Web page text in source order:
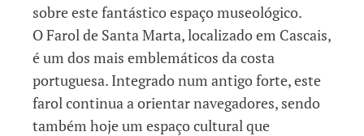
sobre este fantástico espaço museológico.
O Farol de Santa Marta, localizado em Cascais,
é um dos mais emblemáticos da costa
portuguesa. Integrado num antigo forte, este
farol continua a orientar navegadores, sendo
também hoje um espaço cultural que